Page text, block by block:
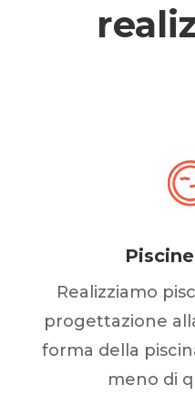
Realizziamo
progettazione
forma della
meno di